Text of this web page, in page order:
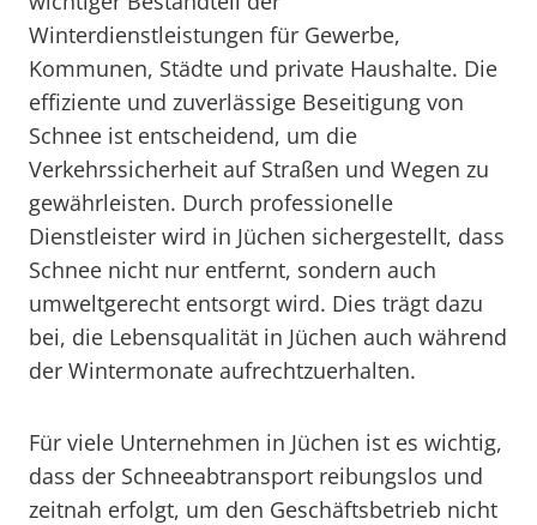
Winterdienstleistungen für Gewerbe,
Kommunen, Städte und private Haushalte. Die
effiziente und zuverlässige Beseitigung von
Schnee ist entscheidend, um die
Verkehrssicherheit auf Straßen und Wegen zu
gewährleisten. Durch professionelle
Dienstleister wird in Jüchen sichergestellt, dass
Schnee nicht nur entfernt, sondern auch
umweltgerecht entsorgt wird. Dies trägt dazu
bei, die Lebensqualität in Jüchen auch während
der Wintermonate aufrechtzuerhalten.
Für viele Unternehmen in Jüchen ist es wichtig,
dass der Schneeabtransport reibungslos und
zeitnah erfolgt, um den Geschäftsbetrieb nicht